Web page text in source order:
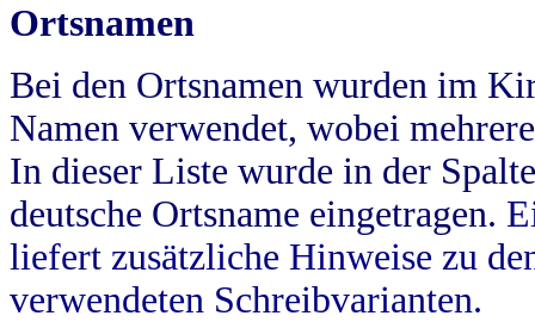
Ortsnamen
Bei den Ortsnamen wurden im
Namen verwendet, wobei
In dieser Liste wurde in der
deutsche Ortsname eingetragen.
liefert zusätzliche Hinweise zu
verwendeten Schreibvarianten.